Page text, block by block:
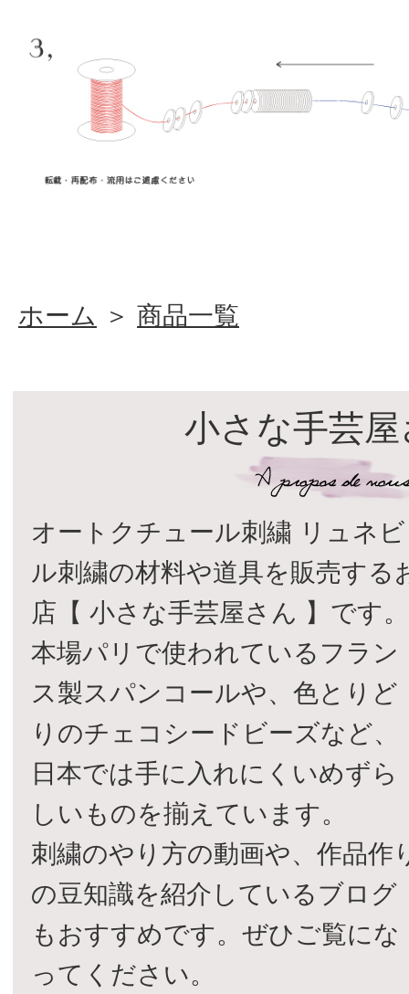
ホーム ＞ 商品一覧
小さな手芸
オートクチュール刺繍 リュネビ
ル刺繍の材料や道具を販売する
店【 小さな手芸屋さん 】です。
本場パリで使われているフラン
ス製スパンコールや、色とりど
りのチェコシードビーズなど、
日本では手に入れにくいめずら
しいものを揃えています。
刺繍のやり方の動画や、作品作
の豆知識を紹介しているブログ
もおすすめです。ぜひご覧にな
ってください。